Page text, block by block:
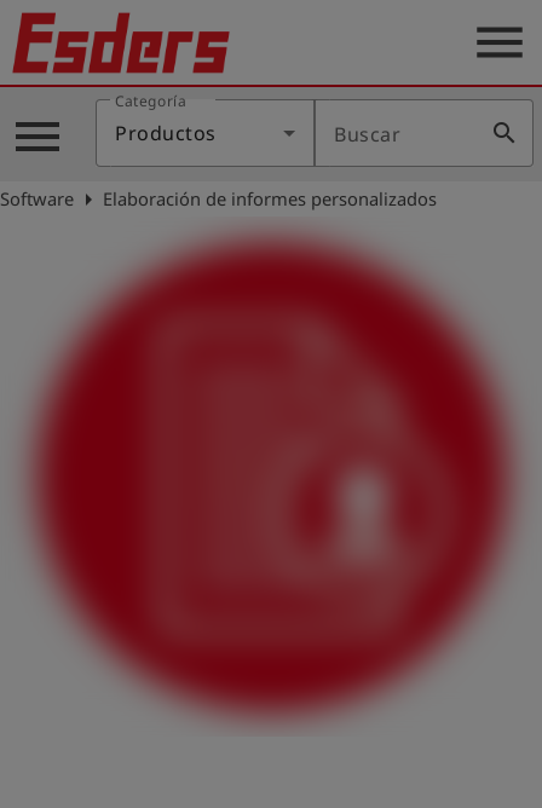
Productos
Blog
Aplicaciones
Empresa
menu
menu
Categoría
Productos Buscar search
Software arrow_right Elaboración de informes personalizados